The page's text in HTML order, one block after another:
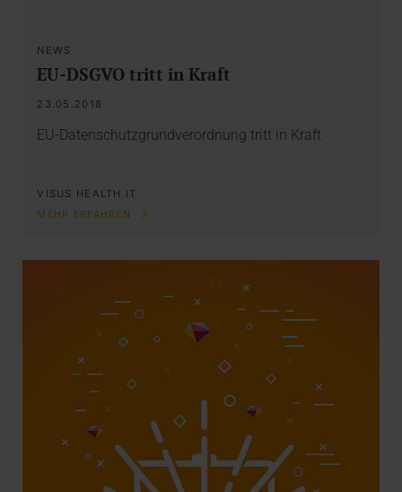
NEWS
EU-DSGVO tritt in Kraft
23.05.2018
EU-Datenschutzgrundverordnung tritt in Kraft
VISUS HEALTH IT
MEHR ERFAHREN